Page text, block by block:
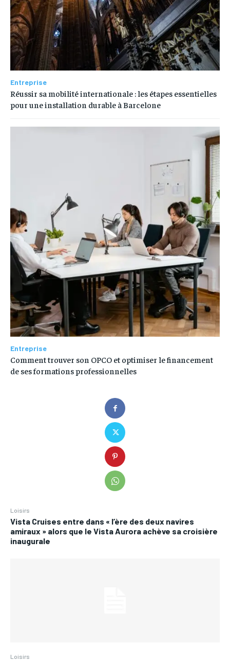
Loisirs
Vista Cruises entre dans « l’ère des deux navires
amiraux » alors que le Vista Aurora achève sa croisière
inaugurale
Loisirs
Entreprise
Réussir sa mobilité internationale : les étapes essentielles
pour une installation durable à Barcelone
Entreprise
Comment trouver son OPCO et optimiser le financement
de ses formations professionnelles